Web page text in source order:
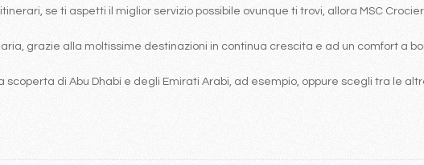
se ti aspetti il miglior servizio possibile ovunque ti trovi, allora MSC
grazie alla moltissime destinazioni in continua crescita e ad un comfort a
di Abu Dhabi e degli Emirati Arabi, ad esempio, oppure scegli tra le